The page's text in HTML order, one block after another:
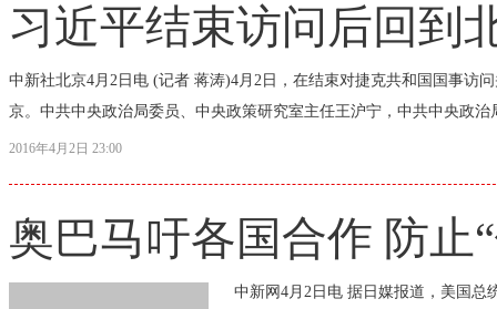
习近平结束访问后回到
中新社北京4月2日电 (记者 蒋涛)4月2日，在结束对捷克共和国国事访
京。中共中央政治局委员、中央政策研究室主任王沪宁，中共中央政
2016年4月2日 23:00
奥巴马吁各国合作 防止
中新网4月2日电 据日媒报道，美国总